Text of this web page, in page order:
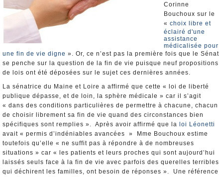
Corinne
Bouchoux sur le
« choix libre et
éclairé d'une
assistance
médicalisée pour
une fin de vie digne ». Or, ce n’est pas la première fois que le Sénat
se penche sur la question de la fin de vie puisque neuf propositions
de lois ont été déposées sur le sujet ces dernières années.
La sénatrice du Maine et Loire a affirmé que cette « loi de liberté
publique dépasse, et de loin, la sphère médicale » car il s’agit
« dans des conditions particulières de permettre à chacune, chacun
de choisir librement sa fin de vie quand des circonstances bien
spécifiques sont remplies ». Après avoir affirmé que la
loi Léonetti
avait « permis d’indéniables avancées » Mme Bouchoux estime
toutefois qu’elle « ne suffit pas à répondre à de nombreuses
situations » car « les patients et leurs proches qui sont aujourd’hui
laissés seuls face à la fin de vie avec parfois des querelles terribles
qui déchirent les familles, ont besoin de réponses ». Une référence